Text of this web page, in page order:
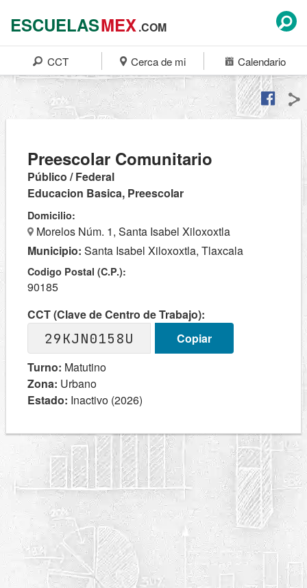
ESCUELASMEX.COM
CCT Cerca de mi Calendario
Preescolar Comunitario
Público / Federal
Educacion Basica, Preescolar
Domicilio:
Morelos Núm. 1, Santa Isabel Xiloxoxtla
Municipio: Santa Isabel Xiloxoxtla, Tlaxcala
Codigo Postal (C.P.):
90185
CCT (Clave de Centro de Trabajo):
29KJN0158U
Copiar
Turno: Matutino
Zona: Urbano
Estado: Inactivo (2026)